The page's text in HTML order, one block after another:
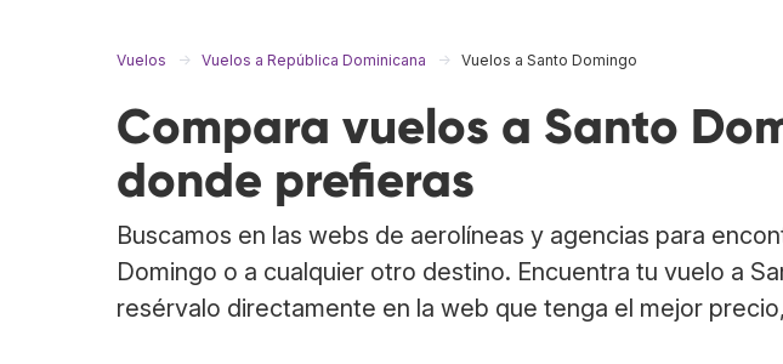
Vuelos Vuelos a República Dominicana Vuelos a Santo Domingo
Compara vuelos a Santo
donde prefieras
Buscamos en las webs de aerolíneas y agencias para
Domingo o a cualquier otro destino. Encuentra tu vuelo a
resérvalo directamente en la web que tenga el mejor